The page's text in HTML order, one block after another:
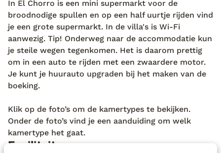
In El Chorro is een mini supermarkt voor de
broodnodige spullen en op een half uurtje rijden vind
je een grote supermarkt. In de villa's is Wi-Fi
aanwezig. Tip! Onderweg naar de accommodatie kun
je steile wegen tegenkomen. Het is daarom prettig
om in een auto te rijden met een zwaardere motor.
Je kunt je huurauto upgraden bij het maken van de
boeking.
Klik op de foto’s om de kamertypes te bekijken.
Onder de foto’s vind je een aanduiding om welk
kamertype het gaat.
Faciliteiten